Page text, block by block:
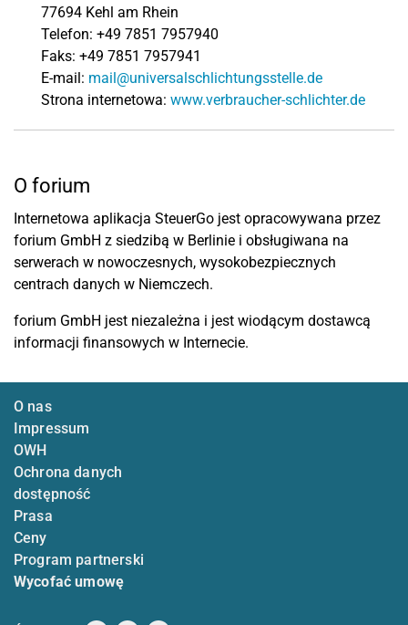
77694 Kehl am Rhein
Telefon: +49 7851 7957940
Faks: +49 7851 7957941
E-mail: mail@universalschlichtungsstelle.de
Strona internetowa: www.verbraucher-schlichter.de
O forium
Internetowa aplikacja SteuerGo jest opracowywana przez
forium GmbH z siedzibą w Berlinie i obsługiwana na
serwerach w nowoczesnych, wysokobezpiecznych
centrach danych w Niemczech.
forium GmbH jest niezależna i jest wiodącym dostawcą
informacji finansowych w Internecie.
O nas
Impressum
OWH
Ochrona danych
dostępność
Prasa
Ceny
Program partnerski
Wycofać umowę